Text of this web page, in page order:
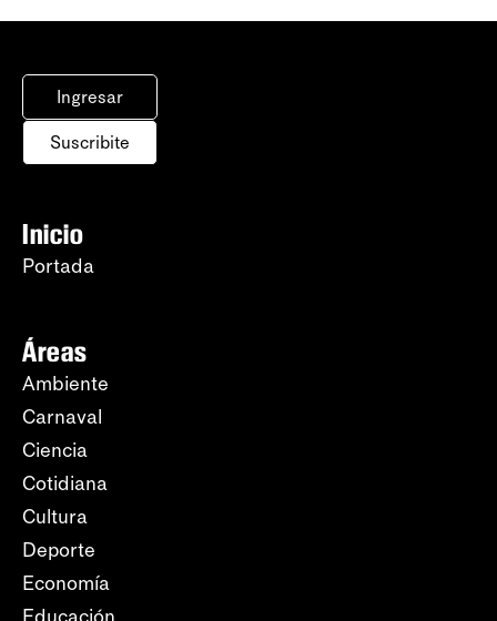
Ingresar
Suscribite
Inicio
Portada
Áreas
Ambiente
Carnaval
Ciencia
Cotidiana
Cultura
Deporte
Economía